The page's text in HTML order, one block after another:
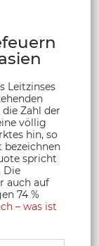
Leitzinses
Zahl der
völlig
hin, so
bezeichnen
spricht
Die
auch auf
74 %
– was ist